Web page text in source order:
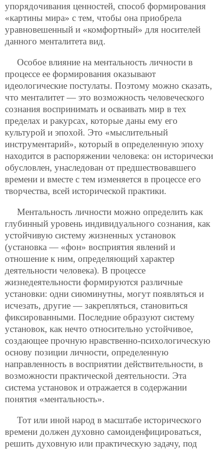
упорядочивания ценностей, способ формирования
«картины мира» с тем, чтобы она приобрела
уравновешенный и «комфортный» для носителей
данного менталитета вид.
Особое влияние на ментальность личности в
процессе ее формирования оказывают
идеологические постулаты. Поэтому можно сказать,
что менталитет — это возможность человеческого
сознания воспринимать и осваивать мир в тех
пределах и ракурсах, которые даны ему его
культурой и эпохой. Это «мыслительный
инструментарий», который в определенную эпоху
находится в распоряжении человека: он исторически
обусловлен, унаследован от предшествовавшего
времени и вместе с тем изменяется в процессе его
творчества, всей исторической практики.
Ментальность личности можно определить как
глубинный уровень индивидуального сознания, как
устойчивую систему жизненных установок
(установка — «фон» восприятия явлений и
отношение к ним, определяющий характер
деятельности человека). В процессе
жизнедеятельности формируются различные
установки: одни сиюминутны, могут появляться и
исчезать, другие — закрепляться, становиться
фиксированными. Последние образуют систему
установок, как нечто относительно устойчивое,
создающее прочную нравственно-психологическую
основу позиции личности, определенную
направленность в восприятии действительности, в
возможности практической деятельности. Эта
система установок и отражается в содержании
понятия «ментальность».
Тот или иной народ в масштабе исторического
времени должен духовно самоиденфицироваться,
решить духовную или практическую задачу, под